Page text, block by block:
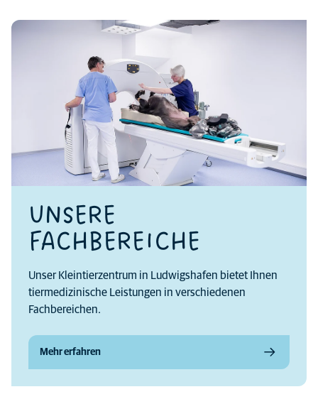
UNSERE
FACHBEREICHE
Unser Kleintierzentrum in Ludwigshafen bietet Ihnen
tiermedizinische Leistungen in verschiedenen
Fachbereichen.
Mehr erfahren